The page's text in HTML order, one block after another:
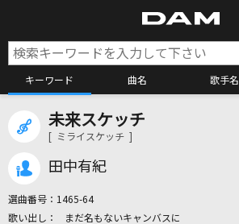
キーワード 曲名 歌手名
カラオケ検索
未来スケッチ
[ ミライスケッチ ]
田中有紀
選曲番号： 1465-64
まだ名もないキャンバスに